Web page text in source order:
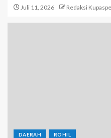
Juli 11, 2026 Redaksi
DAERAH ROHIL